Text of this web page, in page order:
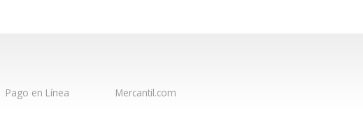
Pago en Línea Mercantil.com